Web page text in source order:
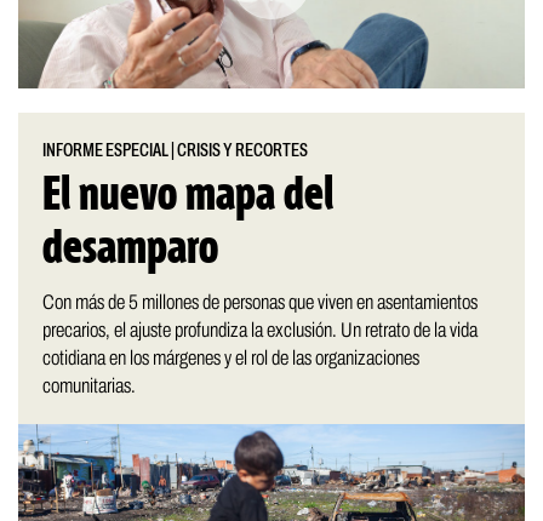
INFORME ESPECIAL |CRISIS Y RECORTES
El nuevo mapa del
desamparo
Con más de 5 millones de personas que viven en asentamientos
precarios, el ajuste profundiza la exclusión. Un retrato de la vida
cotidiana en los márgenes y el rol de las organizaciones
comunitarias.